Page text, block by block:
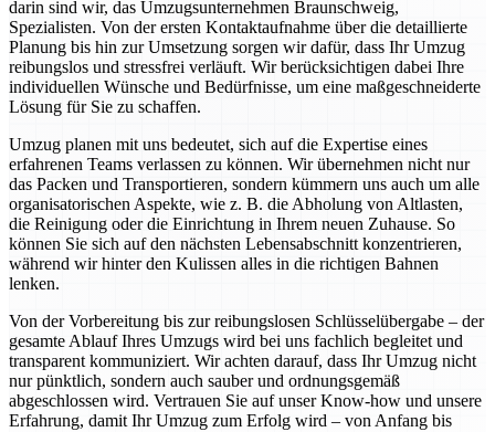
darin sind wir, das Umzugsunternehmen Braunschweig,
Spezialisten. Von der ersten Kontaktaufnahme über die detaillierte
Planung bis hin zur Umsetzung sorgen wir dafür, dass Ihr Umzug
reibungslos und stressfrei verläuft. Wir berücksichtigen dabei Ihre
individuellen Wünsche und Bedürfnisse, um eine maßgeschneiderte
Lösung für Sie zu schaffen.
Umzug planen mit uns bedeutet, sich auf die Expertise eines
erfahrenen Teams verlassen zu können. Wir übernehmen nicht nur
das Packen und Transportieren, sondern kümmern uns auch um alle
organisatorischen Aspekte, wie z. B. die Abholung von Altlasten,
die Reinigung oder die Einrichtung in Ihrem neuen Zuhause. So
können Sie sich auf den nächsten Lebensabschnitt konzentrieren,
während wir hinter den Kulissen alles in die richtigen Bahnen
lenken.
Von der Vorbereitung bis zur reibungslosen Schlüsselübergabe – der
gesamte Ablauf Ihres Umzugs wird bei uns fachlich begleitet und
transparent kommuniziert. Wir achten darauf, dass Ihr Umzug nicht
nur pünktlich, sondern auch sauber und ordnungsgemäß
abgeschlossen wird. Vertrauen Sie auf unser Know-how und unsere
Erfahrung, damit Ihr Umzug zum Erfolg wird – von Anfang bis